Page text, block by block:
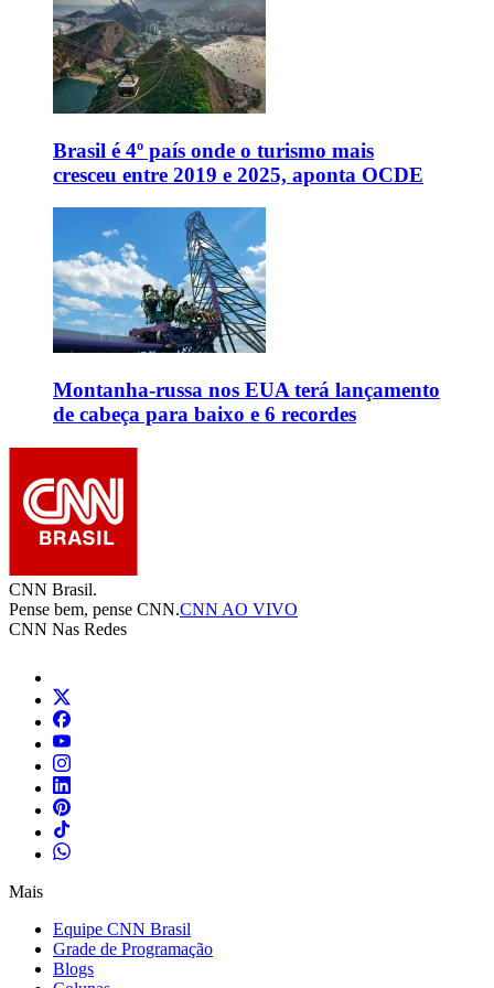
Brasil é 4º país onde o turismo mais
cresceu entre 2019 e 2025, aponta OCDE
Montanha-russa nos EUA terá lançamento
de cabeça para baixo e 6 recordes
CNN Brasil.
Pense bem, pense CNN.CNN AO VIVO
CNN Nas Redes
Mais
Equipe CNN Brasil
Grade de Programação
Blogs